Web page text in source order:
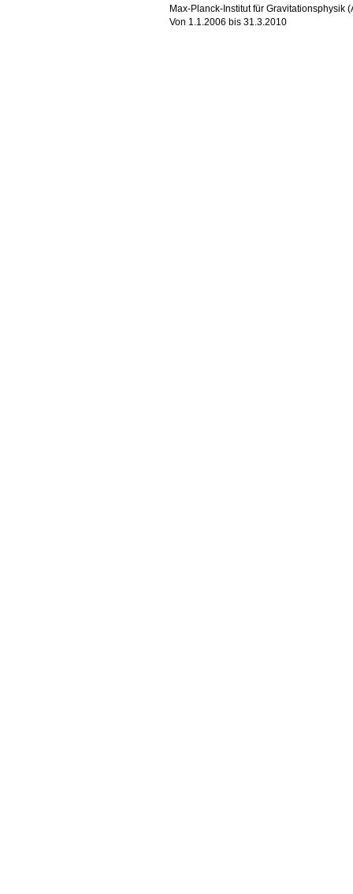
Max-Planck-Institut für Gravitationsphysik
Von 1.1.2006 bis 31.3.2010